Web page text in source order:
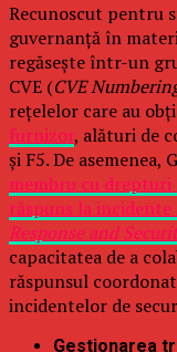
Recunoscut pentru
guvernanță în
regăsește într-un
CVE (CVE
rețelelor care au
furnizor, alături de
și F5. De
membru cu drepturi
răspuns la
Response and
capacitatea de a
răspunsul
incidentelor de
Gestionarea